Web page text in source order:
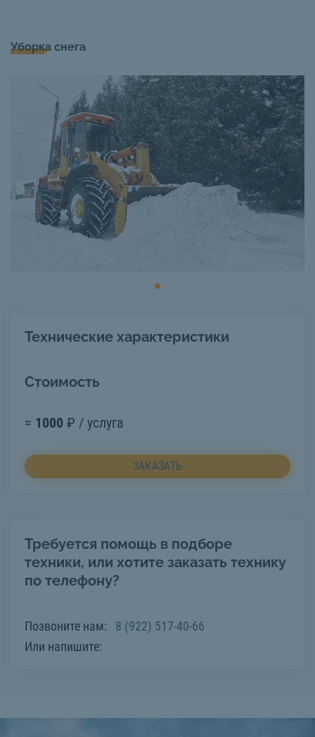
Уборка снега
Технические характеристики
Стоимость
≈ 1000 ₽ / услуга
ЗАКАЗАТЬ
Требуется помощь в подборе
техники, или хотите заказать технику
по телефону?
Позвоните нам:
8 (922) 517-40-66
Или напишите: